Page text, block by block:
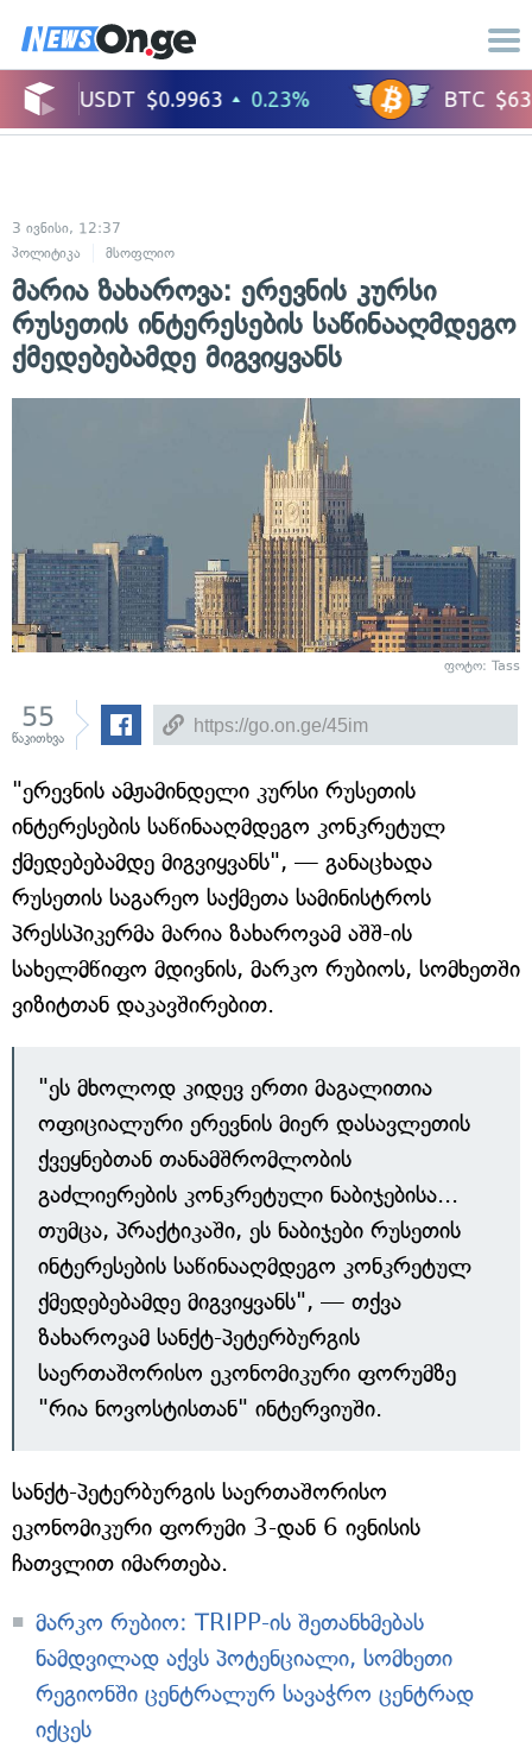
3 ივნისი, 12:37
პოლიტიკა
მსოფლიო
მარია ზახაროვა: ერევნის კურსი
რუსეთის ინტერესების საწინააღმდეგო
ქმედებებამდე მიგვიყვანს
ფოტო: Tass
55
წაკითხვა
"ერევნის ამჟამინდელი კურსი რუსეთის
ინტერესების საწინააღმდეგო კონკრეტულ
ქმედებებამდე მიგვიყვანს", — განაცხადა
რუსეთის საგარეო საქმეთა სამინისტროს
პრესსპიკერმა მარია ზახაროვამ აშშ-ის
სახელმწიფო მდივნის, მარკო რუბიოს, სომხეთში
ვიზიტთან დაკავშირებით.
"ეს მხოლოდ კიდევ ერთი მაგალითია
ოფიციალური ერევნის მიერ დასავლეთის
ქვეყნებთან თანამშრომლობის
გაძლიერების კონკრეტული ნაბიჯებისა...
თუმცა, პრაქტიკაში, ეს ნაბიჯები რუსეთის
ინტერესების საწინააღმდეგო კონკრეტულ
ქმედებებამდე მიგვიყვანს", — თქვა
ზახაროვამ სანქტ-პეტერბურგის
საერთაშორისო ეკონომიკური ფორუმზე
"რია ნოვოსტისთან" ინტერვიუში.
სანქტ-პეტერბურგის საერთაშორისო
ეკონომიკური ფორუმი 3-დან 6 ივნისის
ჩათვლით იმართება.
მარკო რუბიო: TRIPP-ის შეთანხმებას
ნამდვილად აქვს პოტენციალი, სომხეთი
რეგიონში ცენტრალურ სავაჭრო ცენტრად
იქცეს